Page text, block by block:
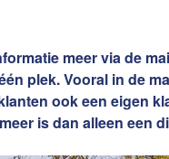
meer via de
plek. Vooral in de
ook een eigen
is dan alleen een